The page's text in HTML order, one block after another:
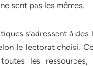
sont pas les mêmes.
s’adressent à
le lectorat choisi.
les